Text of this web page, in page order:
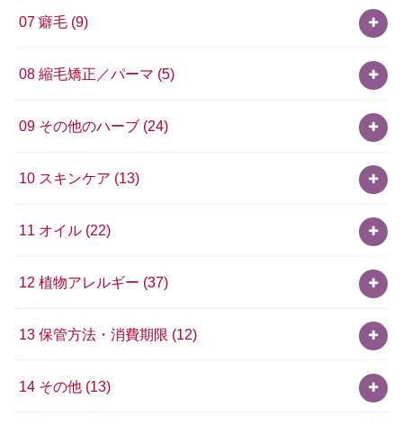
07 癖毛 (9)
08 縮毛矯正／パーマ (5)
09 その他のハーブ (24)
10 スキンケア (13)
11 オイル (22)
12 植物アレルギー (37)
13 保管方法・消費期限 (12)
14 その他 (13)